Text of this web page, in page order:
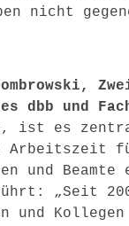
nicht
dbb und
, ist es
Arbeitszeit
und
„Seit
und Kollegen